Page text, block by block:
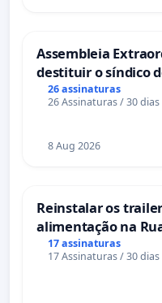
Assembleia
destituir o síndico
Residencial Porto
26 assinaturas
26 Assinaturas / 30 dias
8 Aug 2026
Reinstalar os
alimentação na
Salvador
17 assinaturas
17 Assinaturas / 30 dias